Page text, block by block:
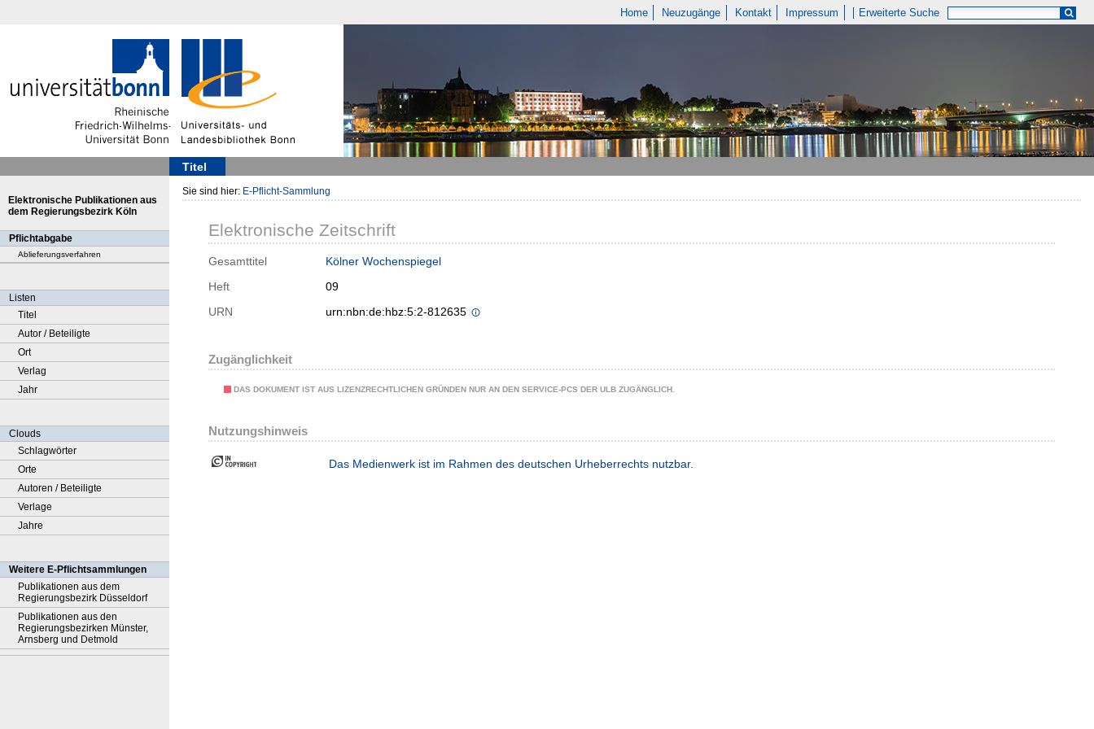
Home Neuzugänge Kontakt Impressum Erweiterte Suche
Titel
Elektronische Publikationen aus
dem Regierungsbezirk Köln
Pflichtabgabe
Ablieferungsverfahren
Listen
Titel
Autor / Beteiligte
Ort
Verlag
Jahr
Clouds
Schlagwörter
Orte
Autoren / Beteiligte
Verlage
Jahre
Weitere E-Pflichtsammlungen
Publikationen aus dem
Regierungsbezirk Düsseldorf
Publikationen aus den
Regierungsbezirken Münster,
Arnsberg und Detmold
Sie sind hier: E-Pflicht-Sammlung
Elektronische Zeitschrift
Gesamttitel
Kölner Wochenspiegel
Heft
09
URN
urn:nbn:de:hbz:5:2-812635
Zugänglichkeit
DAS DOKUMENT IST AUS LIZENZRECHTLICHEN GRÜNDEN NUR AN DEN SERVICE-PCS DER ULB ZUGÄNGLICH.
Nutzungshinweis
Das Medienwerk ist im Rahmen des deutschen Urheberrechts nutzbar.